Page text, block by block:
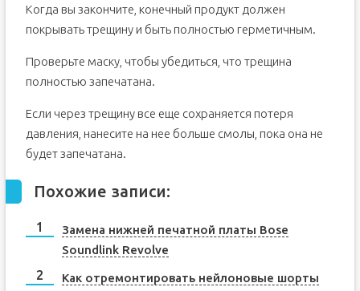
Когда вы закончите, конечный продукт должен
покрывать трещину и быть полностью герметичным.
Проверьте маску, чтобы убедиться, что трещина
полностью запечатана.
Если через трещину все еще сохраняется потеря
давления, нанесите на нее больше смолы, пока она не
будет запечатана.
Похожие записи:
Замена нижней печатной платы Bose
Soundlink Revolve
Как отремонтировать нейлоновые шорты